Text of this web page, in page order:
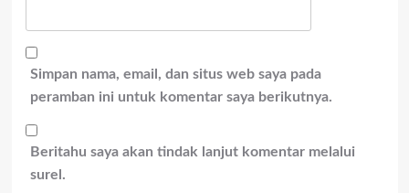
Simpan nama, email, dan situs web saya pada
peramban ini untuk komentar saya berikutnya.
Beritahu saya akan tindak lanjut komentar melalui
surel.